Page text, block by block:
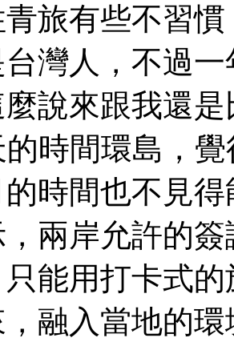
旅有些不習
灣人，不過
說來跟我還
的時間環島，
時間也不見
兩岸允許的
能用打卡式
融入當地的